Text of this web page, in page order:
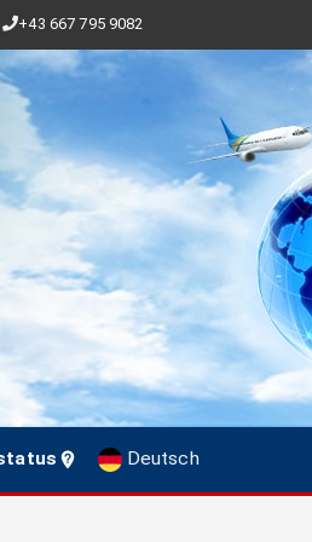
+43 667 795 9082
Deutsch